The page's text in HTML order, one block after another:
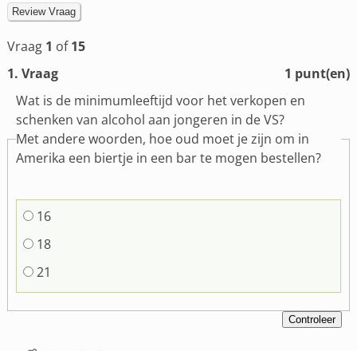
Vraag 1 of15
1. Vraag 1 punt(en)
Wat is de minimumleeftijd voor het verkopen en
schenken van alcohol aan jongeren in de VS?
Met andere woorden, hoe oud moet je zijn om in
Amerika een biertje in een bar te mogen bestellen?
16
18
21